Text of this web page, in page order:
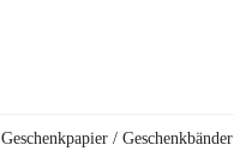
Geschenkpapier / Geschenkbänder